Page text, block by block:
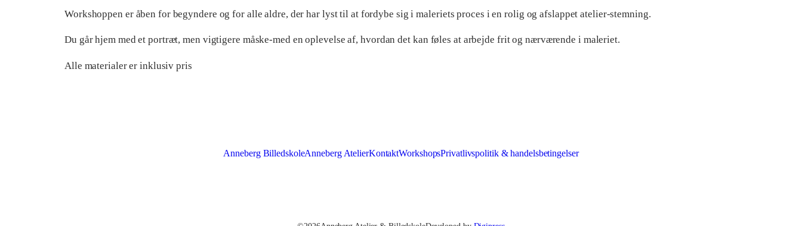
æ
l
Workshoppen er åben for begyndere og for alle aldre, der har lyst til at fordybe sig i maleriets proces i en rolig og afslappet atelier-stemning.
Du går hjem med et portræt, men vigtigere måske-med en oplevelse af, hvordan det kan føles at arbejde frit og nærværende i maleriet.
Alle materialer er inklusiv pris
Anneberg BilledskoleAnneberg AtelierKontaktWorkshopsPrivatlivspolitik & handelsbetingelser